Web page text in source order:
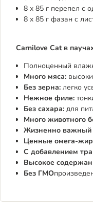
8 x 85 г перепел с
8 x 85 г фазан с
Carnilove Cat в
Полноценный
Много мяса:
Без зерна: легко
Нежное филе:
Без сахара: для
Много животного
Жизненно важный
Ценные омега-
С добавлением
Высокое
Без ГМО